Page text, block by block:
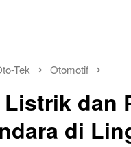
Tek Otomotif
dan
di